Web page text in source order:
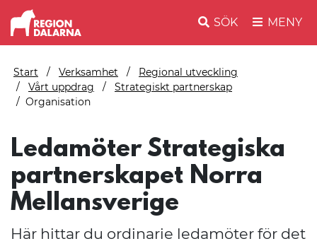
SÖK MENY
Start Verksamhet
Regional utveckling
Vårt uppdrag
Strategiskt partnerskap
Organisation
Ledamöter Strategiska
partnerskapet Norra
Mellansverige
Här hittar du ordinarie ledamöter för det